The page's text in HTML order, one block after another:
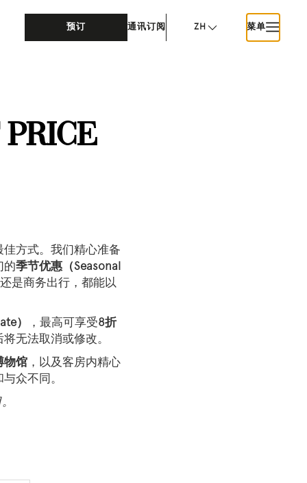
预订 通讯订阅 ZH 菜单
方式。我们精心准备
的季节优惠（Seasonal
是商务出行，都能以
） ，最高可享受8折
无法取消或修改。
物馆，以及客房内精心
众不同。